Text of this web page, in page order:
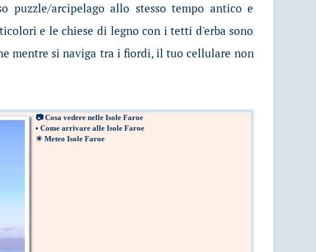
puzzle/arcipelago allo stesso tempo antico e
e le chiese di legno con i tetti d'erba sono
mentre si naviga tra i fiordi, il tuo cellulare non
📷 Cosa vedere nelle Isole Faroe
• Come arrivare alle Isole Faroe
☀ Meteo Isole Faroe